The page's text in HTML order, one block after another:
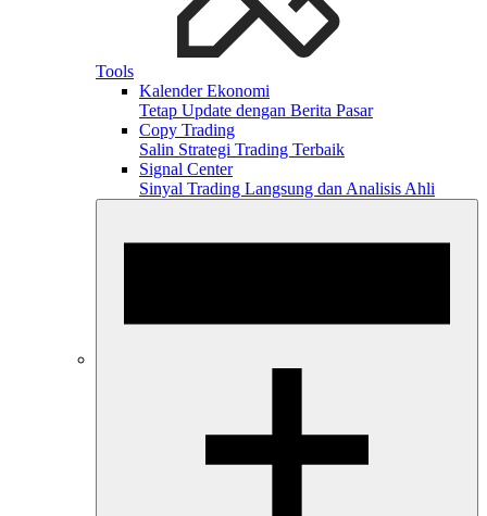
Tools
Kalender Ekonomi
Tetap Update dengan Berita Pasar
Copy Trading
Salin Strategi Trading Terbaik
Signal Center
Sinyal Trading Langsung dan Analisis Ahli